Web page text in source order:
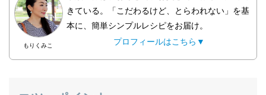
もりくみこ
きている。「こだわるけど、とらわれない」を基
本に、簡単シンプルレシピをお届け。
プロフィールはこちら▼